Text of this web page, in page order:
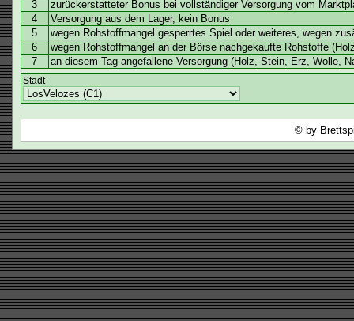
3
zurückerstatteter Bonus bei vollständiger Versorgung vom
4
Versorgung aus dem Lager, kein Bonus
5
wegen Rohstoffmangel gesperrtes Spiel oder weiteres, wegen
6
wegen Rohstoffmangel an der Börse nachgekaufte Rohstoffe
7
an diesem Tag angefallene Versorgung (Holz, Stein, Erz, Wolle,
Stadt
© by